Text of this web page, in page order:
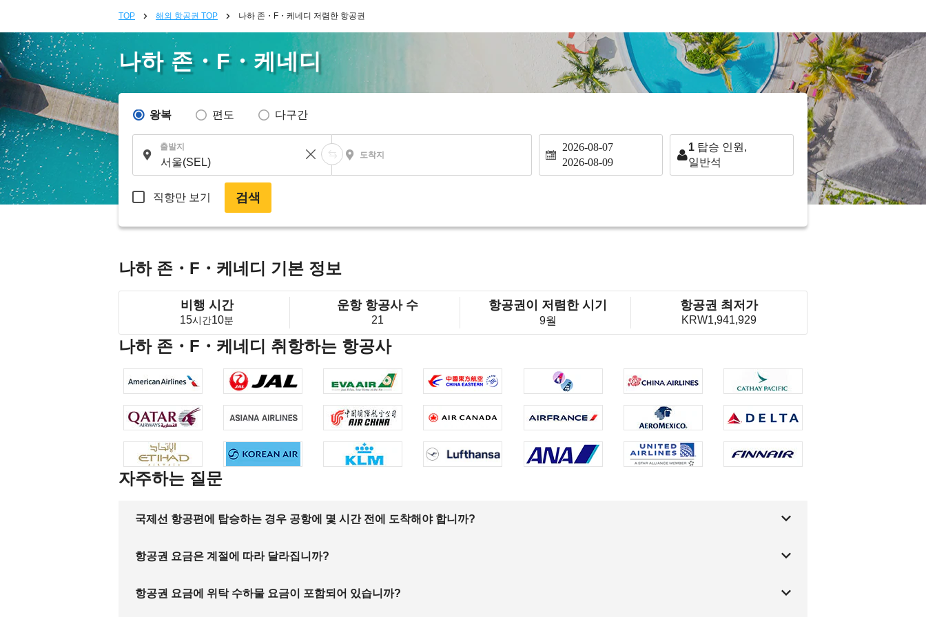
TOP 해외 항공권 TOP 나하 존・F・케네디 저렴한 항공권
나하 존・F・케네디
왕복 편도 다구간
출발지
도착지
2026-08-07
2026-08-09
1 탑승 인원,
일반석
직항만 보기 검색
나하 존・F・케네디 기본 정보
비행 시간
15시간10분
운항 항공사 수
21
항공권이 저렴한 시기
9월
항공권 최저가
KRW1,941,929
나하 존・F・케네디 취항하는 항공사
자주하는 질문
국제선 항공편에 탑승하는 경우 공항에 몇 시간 전에 도착해야 합니까?
항공권 요금은 계절에 따라 달라집니까?
항공권 요금에 위탁 수하물 요금이 포함되어 있습니까?